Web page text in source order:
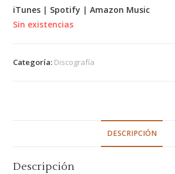
iTunes | Spotify |Amazon Music
Sin existencias
Categoría: Discografía
DESCRIPCIÓN
Descripción